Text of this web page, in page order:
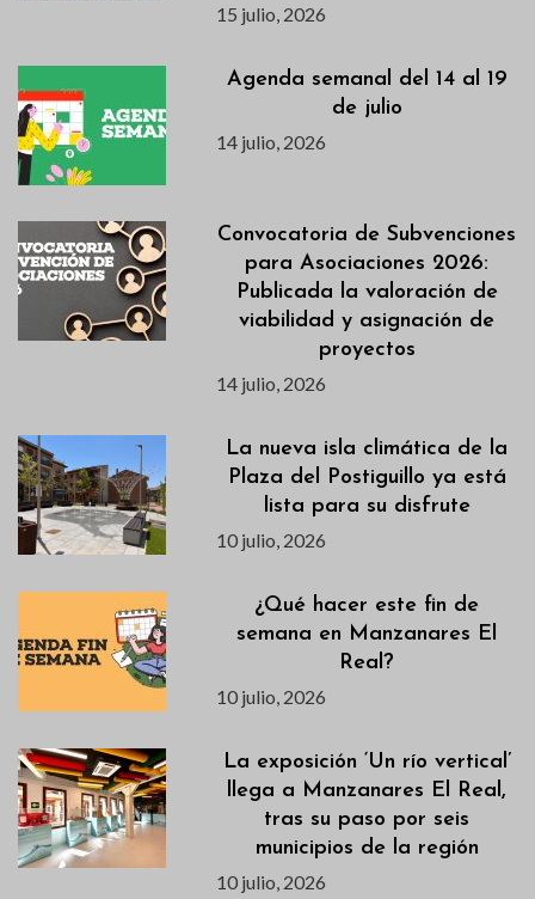
15 julio, 2026
Agenda semanal del 14 al 19
de julio
14 julio, 2026
Convocatoria de Subvenciones
para Asociaciones 2026:
Publicada la valoración de
viabilidad y asignación de
proyectos
14 julio, 2026
La nueva isla climática de la
Plaza del Postiguillo ya está
lista para su disfrute
10 julio, 2026
¿Qué hacer este fin de
semana en Manzanares El
Real?
10 julio, 2026
La exposición ‘Un río vertical’
llega a Manzanares El Real,
tras su paso por seis
municipios de la región
10 julio, 2026